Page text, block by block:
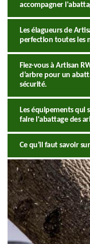
accompagner
Les élagueurs de
perfection toutes les
Fiez-vous à Artisan
d’arbre pour un
sécurité.
Les équipements qui
faire l'abattage des
Ce qu’il faut savoir